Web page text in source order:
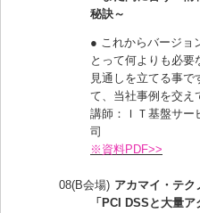
秘訣～
● これからバージョ
とって何よりも必
見通しを立てる事
て、当社事例を交え
講師：ＩＴ基盤サ
司
※資料PDF>>
08(B会場) アカマイ・テク
「PCI DSSと大量